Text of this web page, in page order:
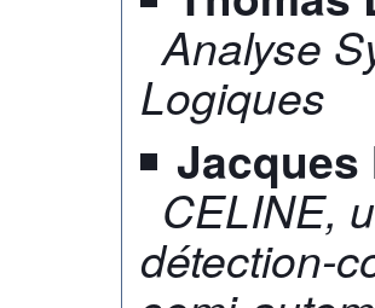
Analyse
Logiques
Jacques
CELINE,
détection-